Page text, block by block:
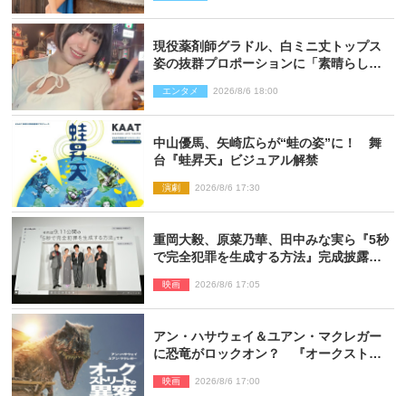
現役薬剤師グラドル、白ミニ丈トップス
姿の抜群プロポーションに「素晴らしす
エンタメ 2026/8/6 18:00
中山優馬、矢崎広らが“蛙の姿”に！ 舞
台『蛙昇天』ビジュアル解禁
演劇 2026/8/6 17:30
重岡大毅、原菜乃華、田中みな実ら『5秒
で完全犯罪を生成する方法』完成披露に
映画 2026/8/6 17:05
アン・ハサウェイ＆ユアン・マクレガー
に恐竜がロックオン？ 『オークストリ
解禁
映画 2026/8/6 17:00